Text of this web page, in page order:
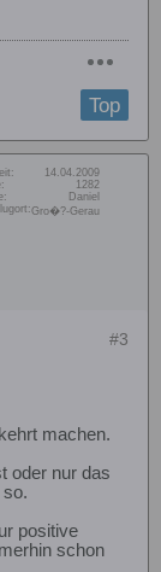
Top
14.04.2009
1282
Daniel
Gro�?-Gerau
#3
machen.
oder nur das
so.
positive
schon